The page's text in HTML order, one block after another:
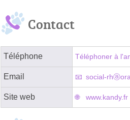
Contact
Téléphone Téléphoner à
Email social-
Site web www.kandy.fr